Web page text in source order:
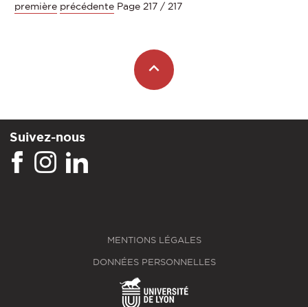
première précédente Page 217 / 217
Suivez-nous
MENTIONS LÉGALES
DONNÉES PERSONNELLES